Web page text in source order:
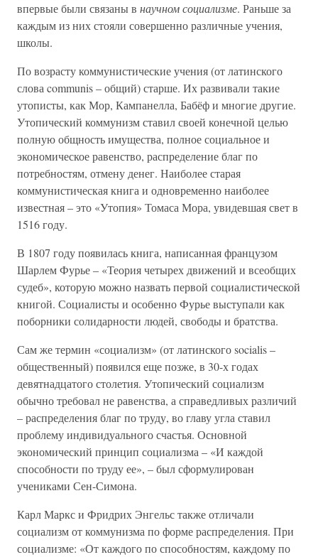
впервые были связаны в научном социализме. Раньше за
каждым из них стояли совершенно различные учения,
школы.
По возрасту коммунистические учения (от латинского
слова communis – общий) старше. Их развивали такие
утописты, как Мор, Кампанелла, Бабёф и многие другие.
Утопический коммунизм ставил своей конечной целью
полную общность имущества, полное социальное и
экономическое равенство, распределение благ по
потребностям, отмену денег. Наиболее старая
коммунистическая книга и одновременно наиболее
известная – это «Утопия» Томаса Мора, увидевшая свет в
1516 году.
В 1807 году появилась книга, написанная французом
Шарлем Фурье – «Теория четырех движений и всеобщих
судеб», которую можно назвать первой социалистической
книгой. Социалисты и особенно Фурье выступали как
поборники солидарности людей, свободы и братства.
Сам же термин «социализм» (от латинского socialis –
общественный) появился еще позже, в 30-х годах
девятнадцатого столетия. Утопический социализм
обычно требовал не равенства, а справедливых различий
– распределения благ по труду, во главу угла ставил
проблему индивидуального счастья. Основной
экономический принцип социализма – «И каждой
способности по труду ее», – был сформулирован
учениками Сен-Симона.
Карл Маркс и Фридрих Энгельс также отличали
социализм от коммунизма по форме распределения. При
социализме: «От каждого по способностям, каждому по